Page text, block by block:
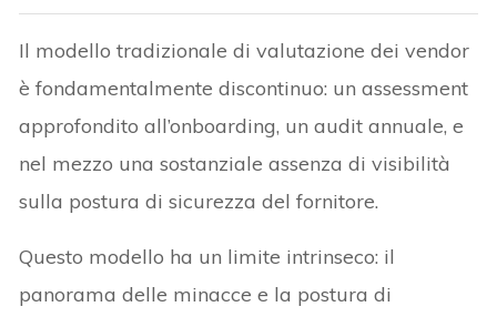
Il modello tradizionale di valutazione dei vendor
è fondamentalmente discontinuo: un assessment
approfondito all’onboarding, un audit annuale, e
nel mezzo una sostanziale assenza di visibilità
sulla postura di sicurezza del fornitore.
Questo modello ha un limite intrinseco: il
panorama delle minacce e la postura di